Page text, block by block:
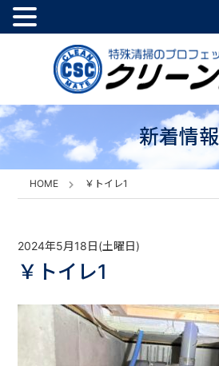
新着情報
HOME ￥トイレ1
2024年5月18日(土曜日)
￥トイレ1